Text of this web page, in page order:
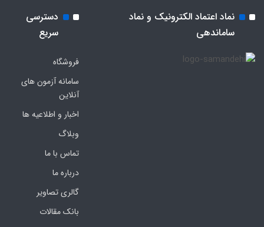
نماد اعتماد الکترونیک و نماد
ساماندهی
دسترسی
سریع
فروشگاه
سامانه آزمون های
آنلاین
اخبار و اطلاعیه ها
وبلاگ
تماس با ما
درباره ما
گالری تصاویر
بانک مقالات